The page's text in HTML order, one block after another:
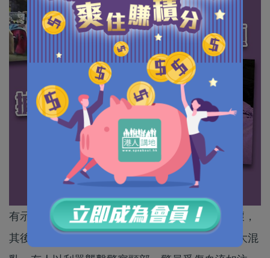
有示威者昨日(13日)下午聚集apm商場中進行破壞，
其後有防暴警察到場，執法期間在現場市民引發大混